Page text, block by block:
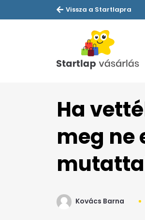
Vissza a Startlapra
Ha
meg ne
Kovács Barna